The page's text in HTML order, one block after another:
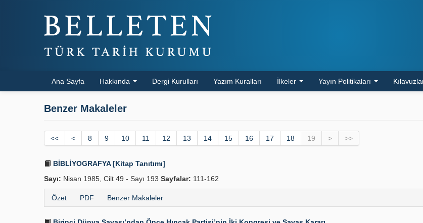
Ana Sayfa Hakkında Dergi Kurulları Yazım Kuralları İlkeler Yayın Politikaları
Benzer Makaleler
<< < 8 9 10 11 12 13 14 15 16 17 18 19 > >>
BİBLİYOGRAFYA [Kitap Tanıtımı]
Sayı: Nisan 1985, Cilt 49 - Sayı 193 Sayfalar: 111-162
Özet PDF Benzer Makaleler